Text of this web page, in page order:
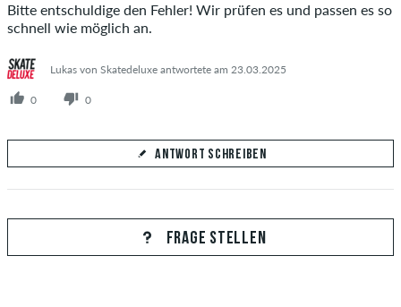
Bitte entschuldige den Fehler! Wir prüfen es und passen es so
schnell wie möglich an.
Lukas von Skatedeluxe antwortete am 23.03.2025
0 0
ANTWORT SCHREIBEN
Beantworte hier die Frage von Chris
FRAGE STELLEN